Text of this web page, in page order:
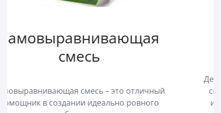
штукатурка
способ выровнять стены, но и мощный
инструмент для создания уникального